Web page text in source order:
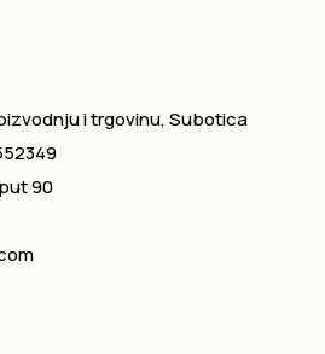
i trgovinu, Subotica
90